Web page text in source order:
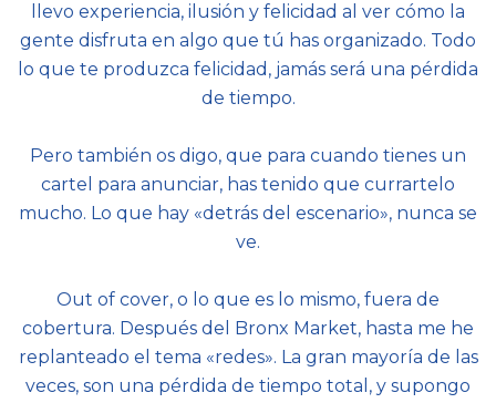
llevo experiencia, ilusión y felicidad al ver cómo la
gente disfruta en algo que tú has organizado. Todo
lo que te produzca felicidad, jamás será una pérdida
de tiempo.
Pero también os digo, que para cuando tienes un
cartel para anunciar, has tenido que currartelo
mucho. Lo que hay «detrás del escenario», nunca se
ve.
Out of cover, o lo que es lo mismo, fuera de
cobertura. Después del Bronx Market, hasta me he
replanteado el tema «redes». La gran mayoría de las
veces, son una pérdida de tiempo total, y supongo